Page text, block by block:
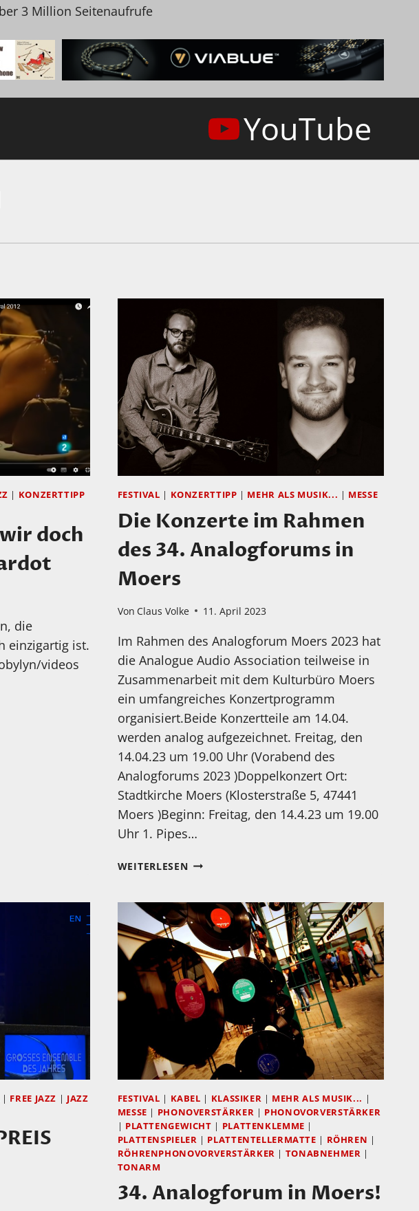
3 Million Seitenaufrufe
YouTube
| KONZERTTIPP
doch
die
einzigartig ist.
videos
FESTIVAL | KONZERTTIPP | MEHR ALS MUSIK... | MESSE
Die Konzerte im Rahmen
des 34. Analogforums in
Moers
Von Claus Volke 11. April 2023
Im Rahmen des Analogforum Moers 2023 hat
die Analogue Audio Association teilweise in
Zusammenarbeit mit dem Kulturbüro Moers
ein umfangreiches Konzertprogramm
organisiert.Beide Konzertteile am 14.04.
werden analog aufgezeichnet. Freitag, den
14.04.23 um 19.00 Uhr (Vorabend des
Analogforums 2023 )Doppelkonzert Ort:
Stadtkirche Moers (Klosterstraße 5, 47441
Moers )Beginn: Freitag, den 14.4.23 um 19.00
Uhr 1. Pipes…
WEITERLESENDIE
RAHMEN
DES
34.
ANALOGFORUMS
IN
MOERS
| FREE JAZZ | JAZZ
FESTIVAL | KABEL | KLASSIKER | MEHR ALS MUSIK... |
MESSE | PHONOVERSTÄRKER | PHONOVORVERSTÄRKER
| PLATTENGEWICHT | PLATTENKLEMME |
PLATTENSPIELER | PLATTENTELLERMATTE | RÖHREN |
RÖHRENPHONOVORVERSTÄRKER | TONABNEHMER |
TONARM
34. Analogforum in Moers!